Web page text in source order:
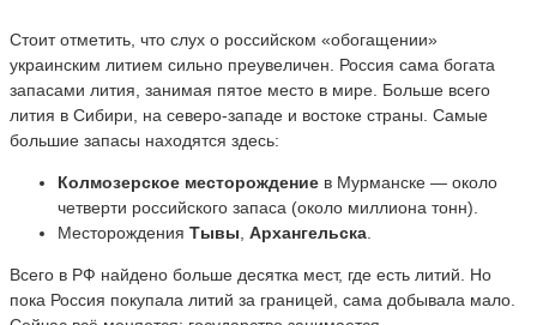
Стоит отметить, что слух о российском «обогащении»
украинским литием сильно преувеличен. Россия сама богата
запасами лития, занимая пятое место в мире. Больше всего
лития в Сибири, на северо-западе и востоке страны. Самые
большие запасы находятся здесь:
Колмозерское месторождение в Мурманске — около
четверти российского запаса (около миллиона тонн).
Месторождения Тывы Архангельска
Всего в РФ найдено больше десятка мест, где есть литий. Но
пока Россия покупала литий за границей, сама добывала мало.